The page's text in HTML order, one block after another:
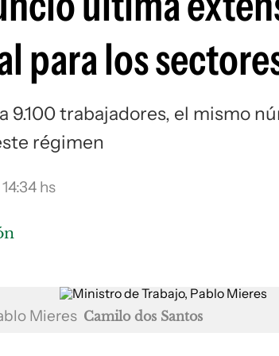
para los
9.100 trabajadores, el mismo
régimen
14:34 hs
Mieres Camilo dos Santos